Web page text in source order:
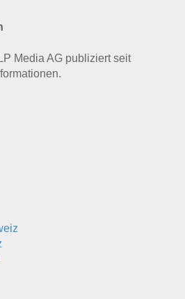
Media AG publiziert seit